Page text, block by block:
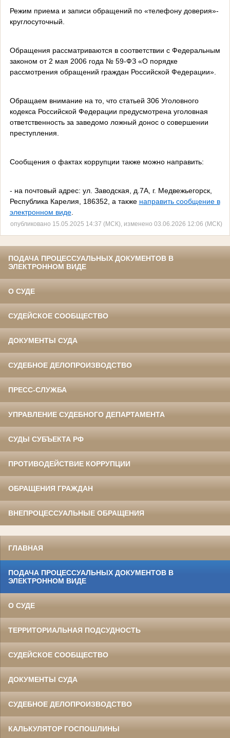
Режим приема и записи обращений по «телефону доверия»-
круглосуточный.
Обращения рассматриваются в соответствии с Федеральным
законом от 2 мая 2006 года № 59-ФЗ «О порядке
рассмотрения обращений граждан Российской Федерации».
Обращаем внимание на то, что статьей 306 Уголовного
кодекса Российской Федерации предусмотрена уголовная
ответственность за заведомо ложный донос о совершении
преступления.
Сообщения о фактах коррупции также можно направить:
- на почтовый адрес: ул. Заводская, д.7А, г. Медвежьегорск,
Республика Карелия, 186352, а также направить сообщение в
электронном виде.
опубликовано 15.05.2025 14:37 (МСК), изменено 03.06.2026 12:06 (МСК)
ПОДАЧА ПРОЦЕССУАЛЬНЫХ ДОКУМЕНТОВ В
ЭЛЕКТРОННОМ ВИДЕ
О СУДЕ
СУДЕЙСКОЕ СООБЩЕСТВО
ДОКУМЕНТЫ СУДА
СУДЕБНОЕ ДЕЛОПРОИЗВОДСТВО
ПРЕСС-СЛУЖБА
УПРАВЛЕНИЕ СУДЕБНОГО ДЕПАРТАМЕНТА
СУДЫ СУБЪЕКТА РФ
ПРОТИВОДЕЙСТВИЕ КОРРУПЦИИ
ОБРАЩЕНИЯ ГРАЖДАН
ВНЕПРОЦЕССУАЛЬНЫЕ ОБРАЩЕНИЯ
ГЛАВНАЯ
ПОДАЧА ПРОЦЕССУАЛЬНЫХ ДОКУМЕНТОВ В
ЭЛЕКТРОННОМ ВИДЕ
О СУДЕ
ТЕРРИТОРИАЛЬНАЯ ПОДСУДНОСТЬ
СУДЕЙСКОЕ СООБЩЕСТВО
ДОКУМЕНТЫ СУДА
СУДЕБНОЕ ДЕЛОПРОИЗВОДСТВО
КАЛЬКУЛЯТОР ГОСПОШЛИНЫ